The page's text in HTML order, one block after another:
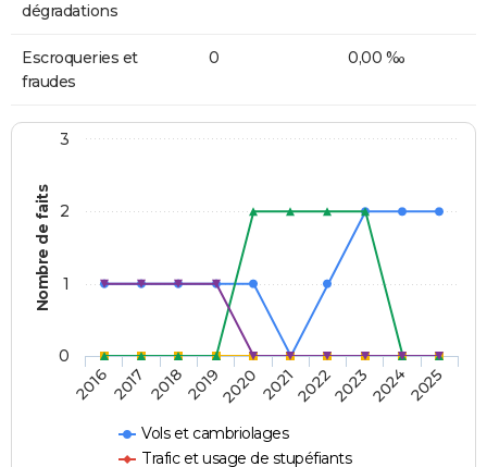
dégradations
Escroqueries et
fraudes
0 0,00 ‰
Nombre de faits
Vols et cambriolages
Trafic et usage de stupéfiants
20162017 20182019202020212022202320242025
0
1
2
3